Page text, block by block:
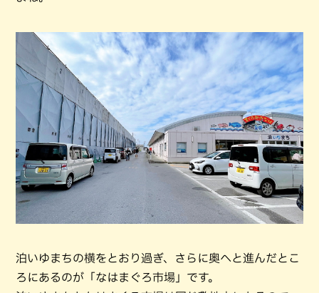
泊いゆまちの横をとおり過ぎ、さらに奥へと進んだとこ
ろにあるのが「なはまぐろ市場」です。